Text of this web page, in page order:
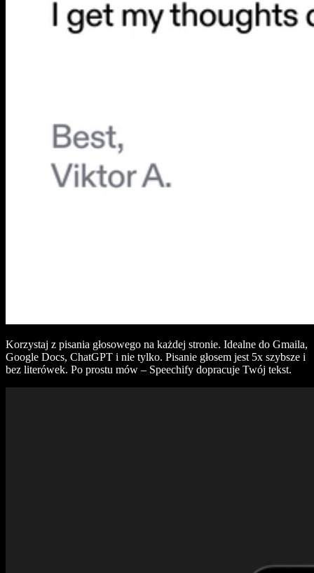
Korzystaj z pisania głosowego na każdej stronie. Idealne do Gmaila,
Google Docs, ChatGPT i nie tylko. Pisanie głosem jest 5x szybsze i
bez literówek. Po prostu mów – Speechify dopracuje Twój tekst.